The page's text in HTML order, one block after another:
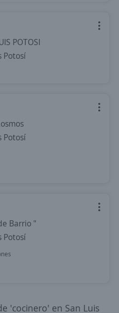
POTOSI
Potosí
Potosí
Barrio "
Potosí
'cocinero' en San Luis